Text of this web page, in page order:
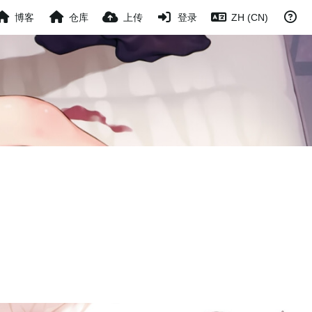
博客 仓库 上传 登录 ZH (CN)